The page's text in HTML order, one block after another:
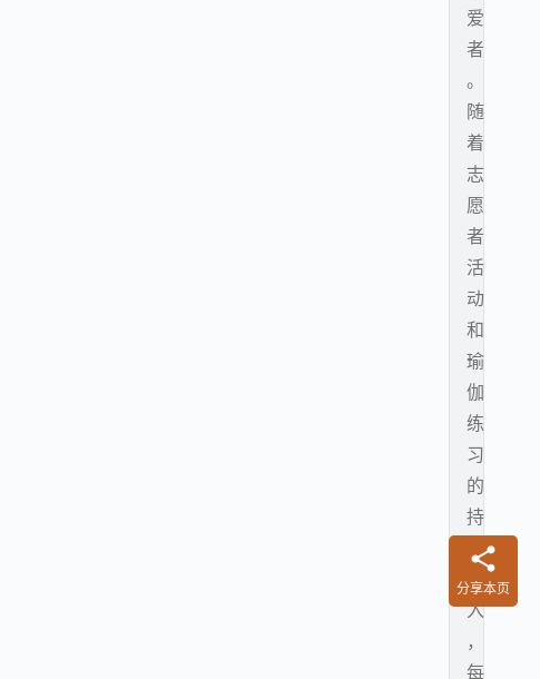
爱
者
。
随
着
志
愿
者
活
动
和
瑜
伽
练
习
的
持
续
投
入
，
每
分享本页